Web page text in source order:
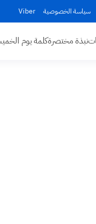
سياسة الخصوصية Viber
نبذة مختصرةكلمة يوم